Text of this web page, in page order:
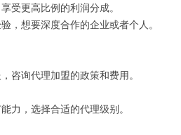
受更高比例的利润分成。
，想要深度合作的企业或者个人。
咨询代理加盟的政策和费用。
力，选择合适的代理级别。